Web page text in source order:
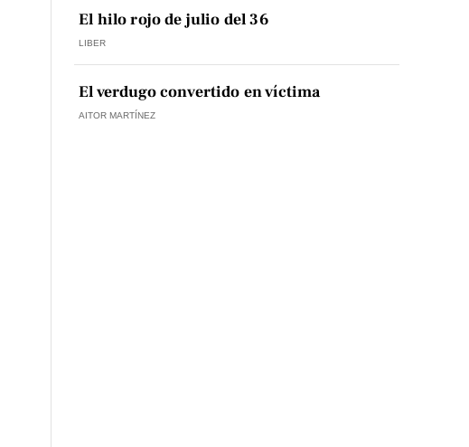
El hilo rojo de julio del 36
LIBER
El verdugo convertido en víctima
AITOR MARTÍNEZ